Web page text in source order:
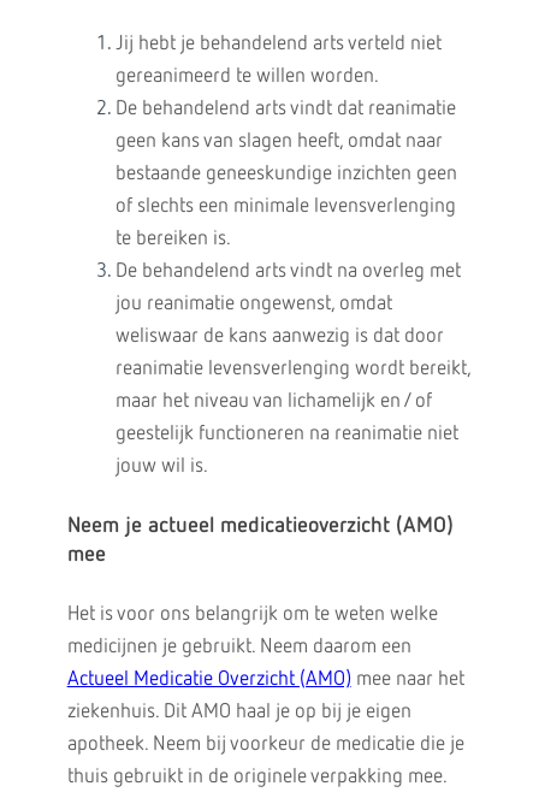
Jij hebt je behandelend arts verteld niet
gereanimeerd te willen worden.
De behandelend arts vindt dat reanimatie
geen kans van slagen heeft, omdat naar
bestaande geneeskundige inzichten geen
of slechts een minimale levensverlenging
te bereiken is.
De behandelend arts vindt na overleg met
jou reanimatie ongewenst, omdat
weliswaar de kans aanwezig is dat door
reanimatie levensverlenging wordt bereikt,
maar het niveau van lichamelijk en / of
geestelijk functioneren na reanimatie niet
jouw wil is.
Neem je actueel medicatieoverzicht (AMO)
mee
Het is voor ons belangrijk om te weten welke
medicijnen je gebruikt. Neem daarom een
Actueel Medicatie Overzicht (AMO)mee naar het
ziekenhuis. Dit AMO haal je op bij je eigen
apotheek. Neem bij voorkeur de medicatie die je
thuis gebruikt in de originele verpakking mee.